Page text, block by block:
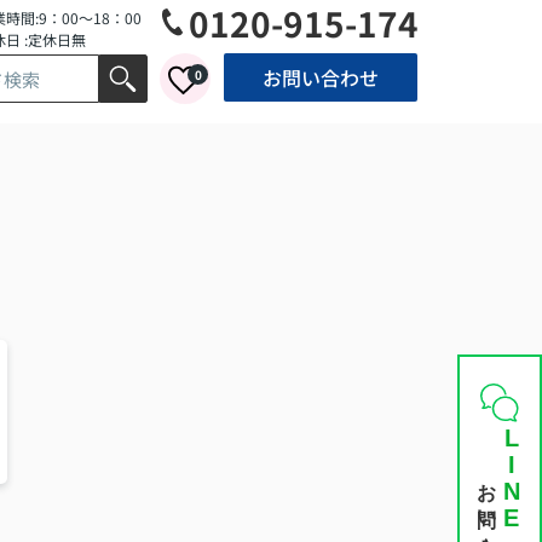
LINE
時間:9：00～18：00
日 :定休日無
0120-915-174
0 お問い合わせ